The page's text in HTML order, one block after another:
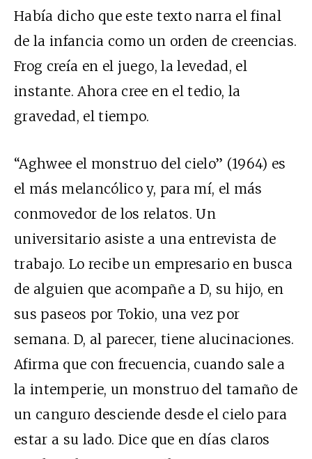
Había dicho que este texto narra el final
de la infancia como un orden de creencias.
Frog creía en el juego, la levedad, el
instante. Ahora cree en el tedio, la
gravedad, el tiempo.
“Aghwee el monstruo del cielo” (1964) es
el más melancólico y, para mí, el más
conmovedor de los relatos. Un
universitario asiste a una entrevista de
trabajo. Lo recibe un empresario en busca
de alguien que acompañe a D, su hijo, en
sus paseos por Tokio, una vez por
semana. D, al parecer, tiene alucinaciones.
Afirma que con frecuencia, cuando sale a
la intemperie, un monstruo del tamaño de
un canguro desciende desde el cielo para
estar a su lado. Dice que en días claros